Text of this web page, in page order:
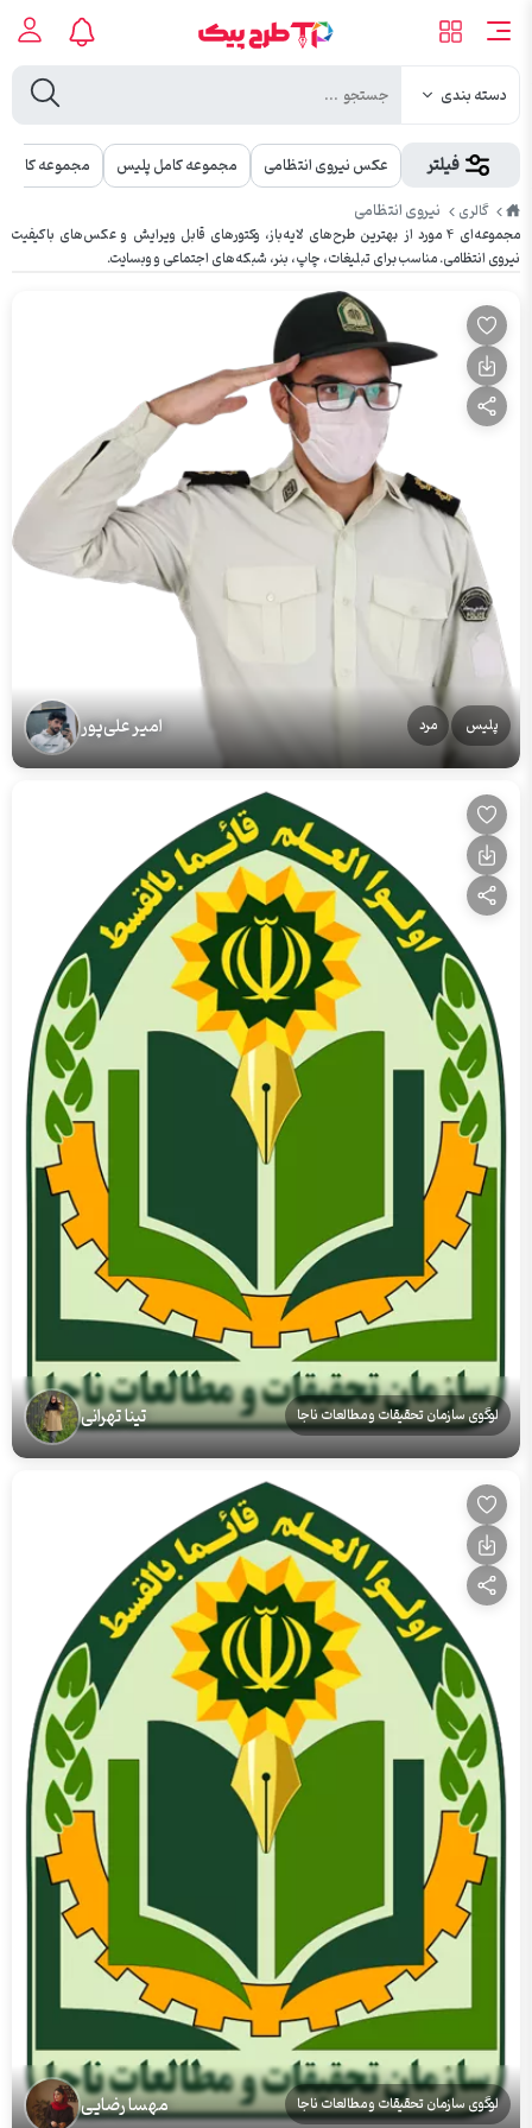
دسته بندی
فیلتر عکس نیروی انتظامی مجموعه کامل پلیس
مجموعه کامل
طرح
پیک
گالری نیروی انتظامی
مجموعه‌ای ۴ مورد از بهترین طرح‌های لایه‌باز، وکتورهای قابل ویرایش و عکس‌های باکیفیت
نیروی انتظامی. مناسب برای تبلیغات، چاپ، بنر، شبکه‌های اجتماعی و وبسایت.
پلیس مرد امیر علی‌پور
لوگوی سازمان تحقیقات و مطالعات ناجا تینا تهرانی
لوگوی سازمان تحقیقات و مطالعات ناجا مهسا رضایی